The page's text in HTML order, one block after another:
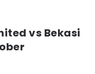
vs Bekasi